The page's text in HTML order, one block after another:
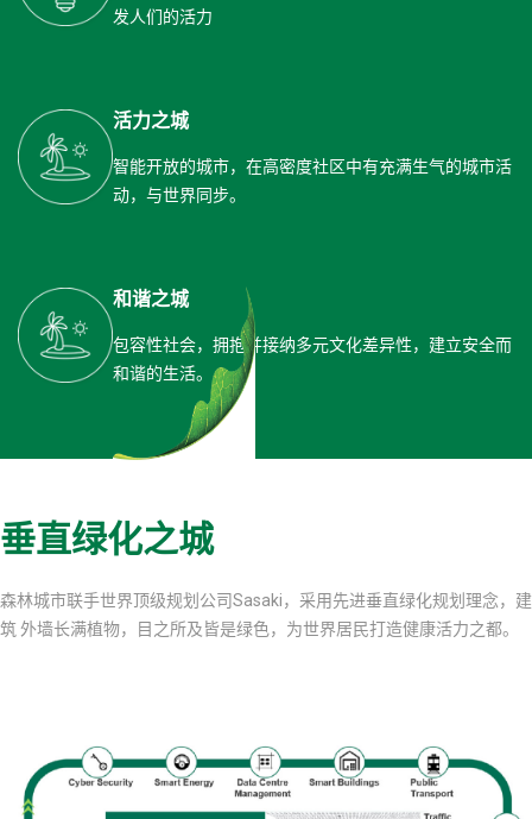
发人们的活力
活力之城
智能开放的城市，在高密度社区中有充满生气的城市活
动，与世界同步。
和谐之城
包容性社会，拥抱并接纳多元文化差异性，建立安全而
和谐的生活。
垂直绿化之城
森林城市联手世界顶级规划公司Sasaki，采用先进垂直绿化规划理念，建
筑 外墙长满植物，目之所及皆是绿色，为世界居民打造健康活力之都。